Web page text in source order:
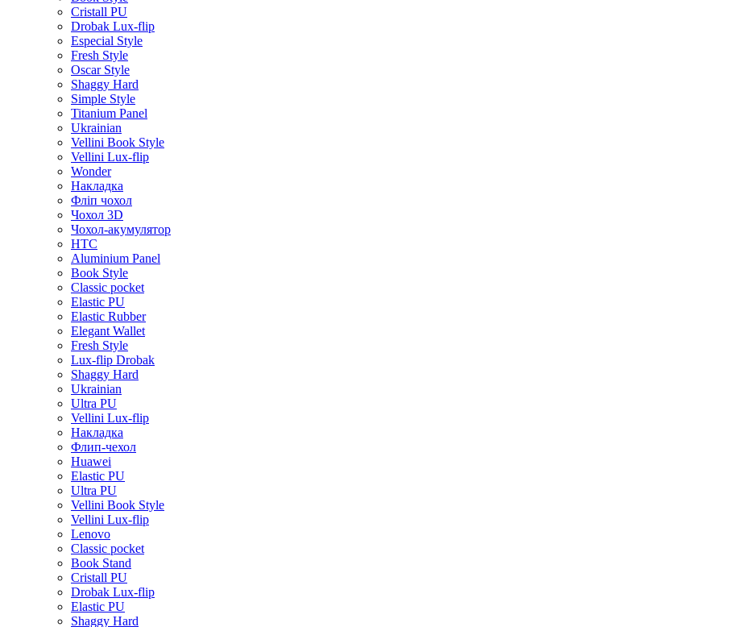
Cristall PU
Drobak Lux-flip
Especial Style
Fresh Style
Oscar Style
Shaggy Hard
Simple Style
Titanium Panel
Ukrainian
Vellini Book Style
Vellini Lux-flip
Wonder
Накладка
Фліп чохол
Чохол 3D
Чохол-акумулятор
HTC
Aluminium Panel
Book Style
Classic pocket
Elastic PU
Elastic Rubber
Elegant Wallet
Fresh Style
Lux-flip Drobak
Shaggy Hard
Ukrainian
Ultra PU
Vellini Lux-flip
Накладка
Флип-чехол
Huawei
Elastic PU
Ultra PU
Vellini Book Style
Vellini Lux-flip
Lenovo
Classic pocket
Book Stand
Cristall PU
Drobak Lux-flip
Elastic PU
Shaggy Hard